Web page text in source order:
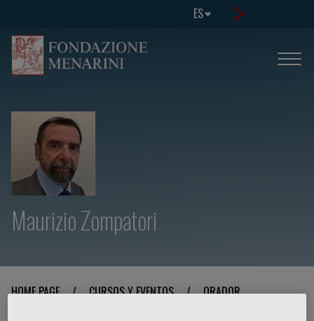
ES
Maurizio Zompatori
HOME PAGE / CURSOS Y EVENTOS / ORADOR